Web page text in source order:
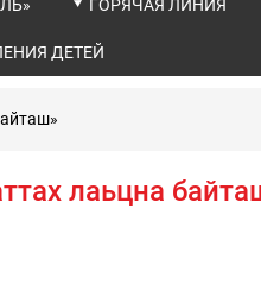
ГОРЯЧАЯ ЛИНИЯ
ДЕТЕЙ
лаьцна